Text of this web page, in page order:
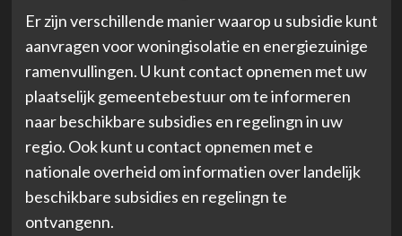
Er zijn verschillende manier waarop u subsidie kunt
aanvragen voor woningisolatie en energiezuinige
ramenvullingen. U kunt contact opnemen met uw
plaatselijk gemeentebestuur om te informeren
naar beschikbare subsidies en regelingn in uw
regio. Ook kunt u contact opnemen met e
nationale overheid om informatien over landelijk
beschikbare subsidies en regelingn te
ontvangenn.